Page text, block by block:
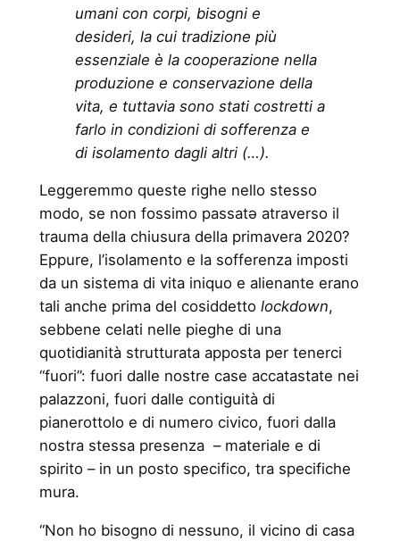
umani con corpi, bisogni e
desideri, la cui tradizione più
essenziale è la cooperazione nella
produzione e conservazione della
vita, e tuttavia sono stati costretti a
farlo in condizioni di sofferenza e
di isolamento dagli altri (…).
Leggeremmo queste righe nello stesso
modo, se non fossimo passatə atraverso il
trauma della chiusura della primavera 2020?
Eppure, l’isolamento e la sofferenza imposti
da un sistema di vita iniquo e alienante erano
tali anche prima del cosiddetto lockdown,
sebbene celati nelle pieghe di una
quotidianità strutturata apposta per tenerci
“fuori”: fuori dalle nostre case accatastate nei
palazzoni, fuori dalle contiguità di
pianerottolo e di numero civico, fuori dalla
nostra stessa presenza – materiale e di
spirito – in un posto specifico, tra specifiche
mura.
“Non ho bisogno di nessuno, il vicino di casa